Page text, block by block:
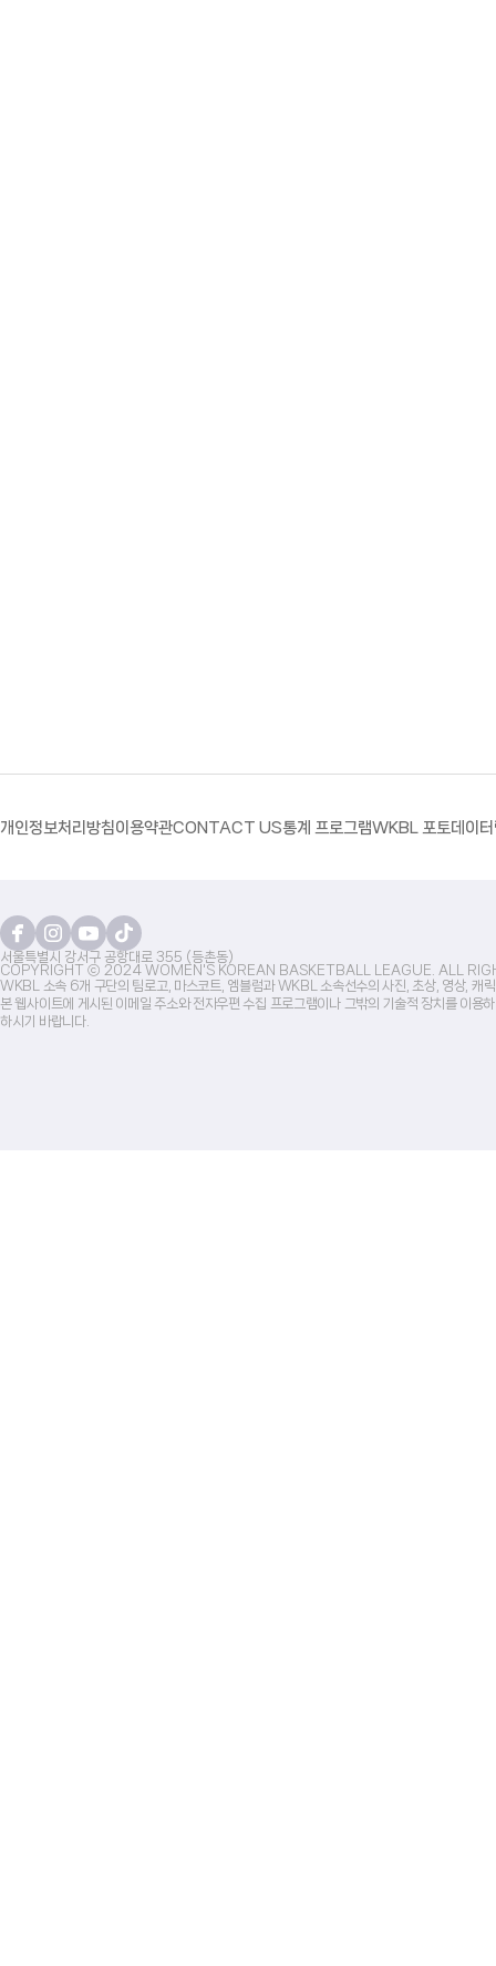
개인정보처리방침이용약관CONTACT US통계 프로그램WKBL 포토데이
서울특별시 강서구 공항대로 355 (등촌동)
COPYRIGHT ⓒ 2024 WOMEN'S KOREAN BASKETBALL LEAGUE. ALL
WKBL 소속 6개 구단의 팀로고, 마스코트, 엠블럼과 WKBL 소속선수의 사진, 초상, 영상, 캐
본 웹사이트에 게시된 이메일 주소와 전자우편 수집 프로그램이나 그밖의 기술적 장치를 이
하시기 바랍니다.